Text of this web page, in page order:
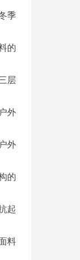
季
的
层
外
外
的
起
料